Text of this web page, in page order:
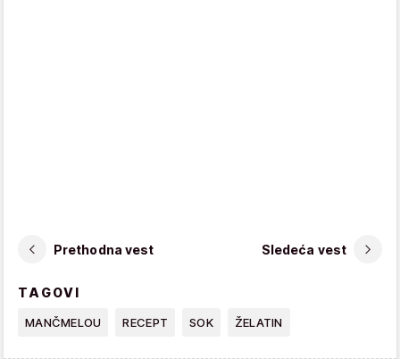
Prethodna vest Sledeća vest
TAGOVI
MANČMELOU RECEPT SOK ŽELATIN